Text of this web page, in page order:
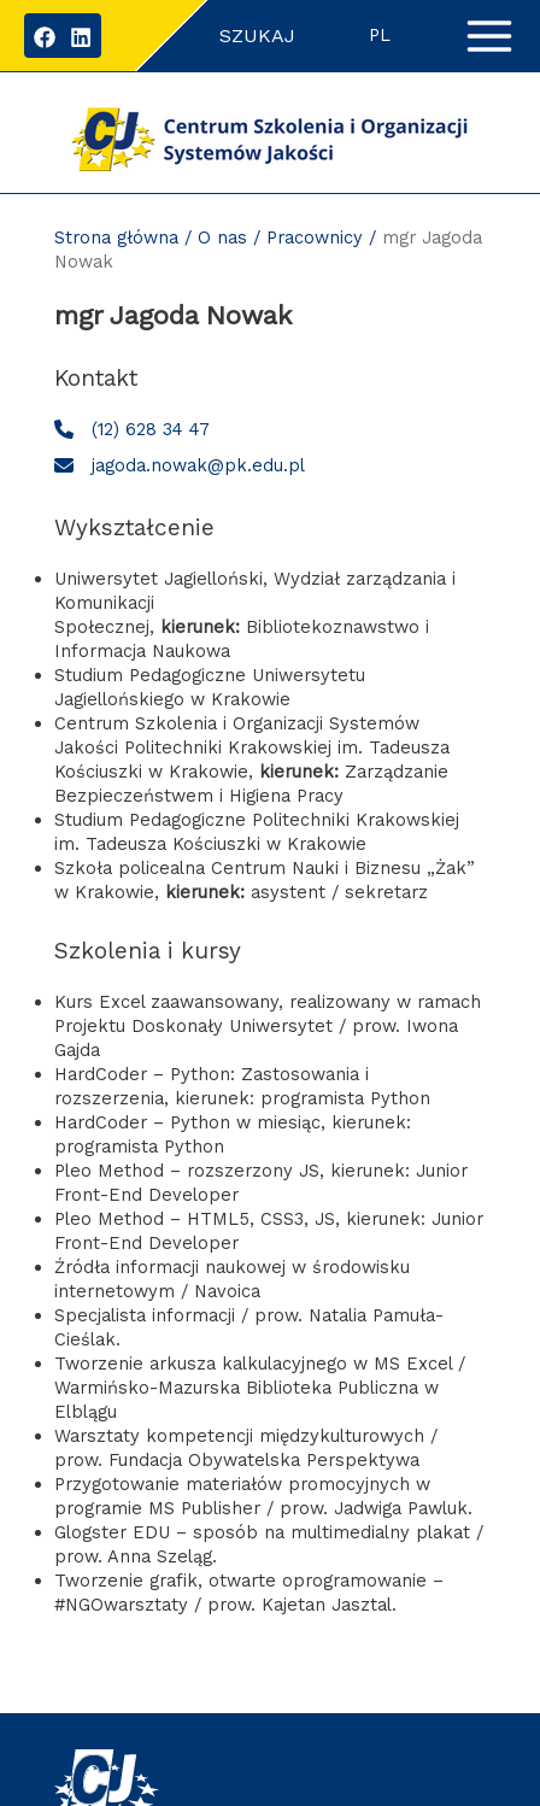
Przejdź
zawartości
SZUKAJ PL
Strona główna/ O nas / Pracownicy/ mgr Jagoda
Nowak
mgr Jagoda Nowak
Kontakt
(12) 628 34 47
jagoda.nowak@pk.edu.pl
Wykształcenie
Uniwersytet Jagielloński, Wydział zarządzania i
Komunikacji
Społecznej, kierunek:Bibliotekoznawstwo i
Informacja Naukowa
Studium Pedagogiczne Uniwersytetu
Jagiellońskiego w Krakowie
Centrum Szkolenia i Organizacji Systemów
Jakości Politechniki Krakowskiej im. Tadeusza
Kościuszki w Krakowie, kierunek:Zarządzanie
Bezpieczeństwem i Higiena Pracy
Studium Pedagogiczne Politechniki Krakowskiej
im. Tadeusza Kościuszki w Krakowie
Szkoła policealna Centrum Nauki i Biznesu „Żak”
w Krakowie, kierunek:asystent / sekretarz
Szkolenia i kursy
Kurs Excel zaawansowany, realizowany w ramach
Projektu Doskonały Uniwersytet / prow. Iwona
Gajda
HardCoder – Python: Zastosowania i
rozszerzenia, kierunek: programista Python
HardCoder – Python w miesiąc, kierunek:
programista Python
Pleo Method – rozszerzony JS, kierunek: Junior
Front-End Developer
Pleo Method – HTML5, CSS3, JS, kierunek: Junior
Front-End Developer
Źródła informacji naukowej w środowisku
internetowym / Navoica
Specjalista informacji / prow. Natalia Pamuła-
Cieślak.
Tworzenie arkusza kalkulacyjnego w MS Excel /
Warmińsko-Mazurska Biblioteka Publiczna w
Elblągu
Warsztaty kompetencji międzykulturowych /
prow. Fundacja Obywatelska Perspektywa
Przygotowanie materiałów promocyjnych w
programie MS Publisher / prow. Jadwiga Pawluk.
Glogster EDU – sposób na multimedialny plakat /
prow. Anna Szeląg.
Tworzenie grafik, otwarte oprogramowanie –
#NGOwarsztaty / prow. Kajetan Jasztal.